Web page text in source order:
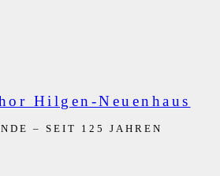
Hilgen-Neuenhaus
– SEIT 125 JAHREN